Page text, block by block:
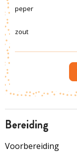
bereiding
Voorbereiding
peper
zout